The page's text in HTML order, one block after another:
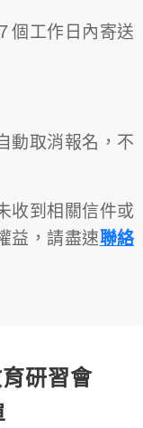
工作日內寄送
取消報名，不
到相關信件或
益，請盡速聯絡
研習會